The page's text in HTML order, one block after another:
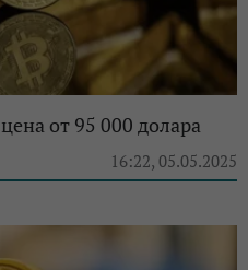
от 95 000 долара
16:22, 05.05.2025